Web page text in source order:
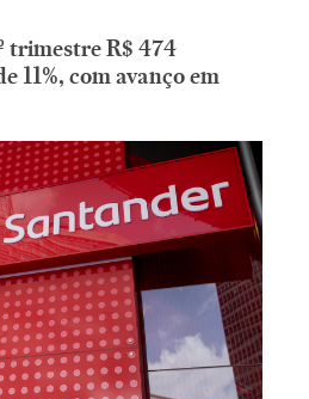
trimestre R$ 474
11%, com avanço em